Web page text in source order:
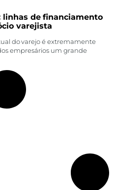
linhas de financiamento
varejista
do varejo é extremamente
empresários um grande